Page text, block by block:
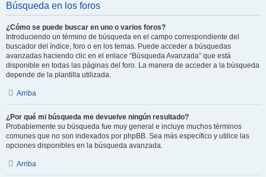
Búsqueda en los foros
¿Cómo se puede buscar en uno o varios foros?
Introduciendo un término de búsqueda en el campo correspondiente del
buscador del índice, foro o en los temas. Puede acceder a búsquedas
avanzadas haciendo clic en el enlace “Búsqueda Avanzada” que está
disponible en todas las páginas del foro. La manera de acceder a la búsqueda
depende de la plantilla utilizada.
Arriba
¿Por qué mi búsqueda me devuelve ningún resultado?
Probablemente su búsqueda fue muy general e incluye muchos términos
comunes que no son indexados por phpBB. Sea más específico y utilice las
opciones disponibles en la búsqueda avanzada.
Arriba